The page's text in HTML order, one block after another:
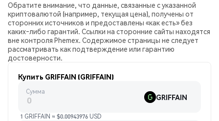
Обратите внимание, что данные, связанные с указанной
криптовалютой (например, текущая цена), получены от
сторонних источников и предоставлены «как есть» без
каких‑либо гарантий. Ссылки на сторонние сайты находятся
вне контроля Phemex. Содержимое страницы не следует
рассматривать как подтверждение или гарантию
достоверности.
Купить GRIFFAIN (GRIFFAIN)
Сумма
GRIFFAIN
1 GRIFFAIN ≈ $0.00943976 USD